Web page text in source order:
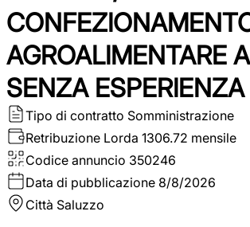
AGROALIMENTARE
SENZA ESPERIENZA
Tipo di contratto Somministrazione
Retribuzione Lorda 1306.72 mensile
Codice annuncio 350246
Data di pubblicazione 8/8/2026
Città Saluzzo